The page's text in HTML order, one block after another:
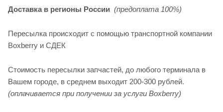
Доставка в регионы России (предоплата 100%)
Пересылка происходит с помощью транспортной компании
Boxberry и СДЕК
Стоимость пересылки запчастей, до любого терминала в
Вашем городе, в среднем выходит 200-300 рублей.
(оплачивается при получении за услуги Boxberry)